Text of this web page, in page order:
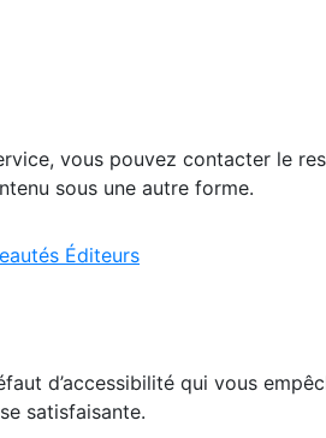
vous pouvez contacter le
sous une autre forme.
Éditeurs
d’accessibilité qui vous
satisfaisante.